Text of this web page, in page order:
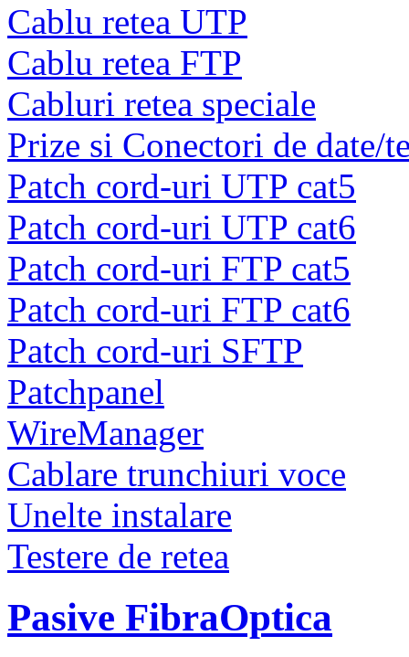
Cablu retea UTP
Cablu retea FTP
Cabluri retea speciale
Prize si Conectori de date/
Patch cord-uri UTP cat5
Patch cord-uri UTP cat6
Patch cord-uri FTP cat5
Patch cord-uri FTP cat6
Patch cord-uri SFTP
Patchpanel
WireManager
Cablare trunchiuri voce
Unelte instalare
Testere de retea
Pasive FibraOptica